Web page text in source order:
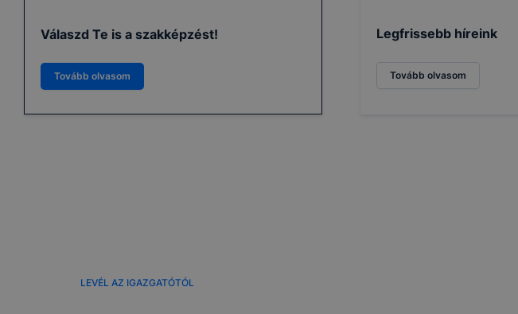
Válaszd Te is a szakképzést!
Tovább olvasom
Legfrissebb híreink
Tovább olvasom
LEVÉL AZ IGAZGATÓTÓL